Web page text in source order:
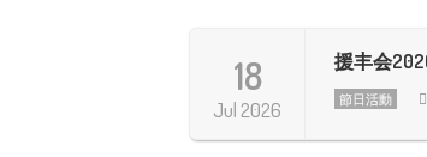
18
Jul 2026
援丰会
節日活動